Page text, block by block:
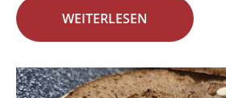
WEITERLESEN